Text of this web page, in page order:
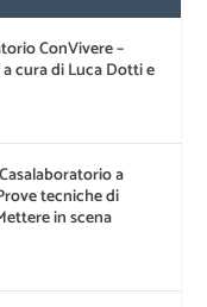
ConVivere –
a cura di Luca Dotti e
a
tecniche di
in scena